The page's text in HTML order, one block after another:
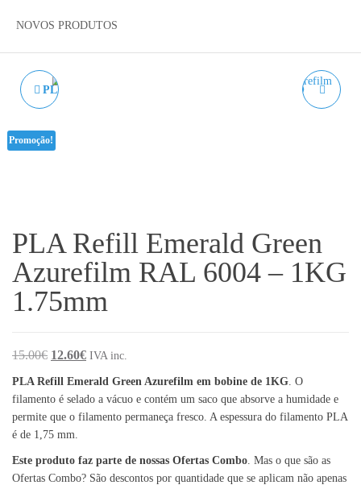
NOVOS PRODUTOS
PLA REFILL CASTANHO
AZUREFILM RAL 1011 -
PLA REFILL BRANCO
Promoção!
PLA Refill Emerald Green
Azurefilm RAL 6004 – 1KG
1.75mm
15.00€ O preço original era: 15.00€.
12.60€O preço atual é: 12.60€.
IVA inc.
PLA Refill Emerald Green Azurefilm em bobine de 1KG . O
filamento é selado a vácuo e contém um saco que absorve a humidade e
permite que o filamento permaneça fresco. A espessura do filamento PLA
é de 1,75 mm.
Este produto faz parte de nossas Ofertas Combo . Mas o que são as
Ofertas Combo? São descontos por quantidade que se aplicam não apenas